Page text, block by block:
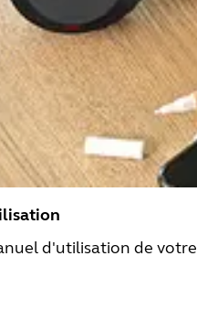
d'utilisation de votre